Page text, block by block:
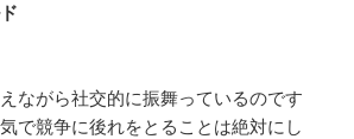
ながら社交的に振舞っているのです
で競争に後れをとることは絶対にし